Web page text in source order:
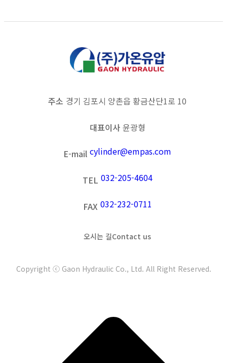
주소 경기 김포시 양촌읍 황금산단1로 10
대표이사 윤광형
E-mail cylinder@empas.com
TEL 032-205-4604
FAX 032-232-0711
오시는 길Contact us
Copyright ⓒ Gaon Hydraulic Co., Ltd. All Right Reserved.